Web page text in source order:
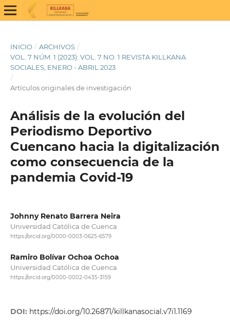
INICIO / ARCHIVOS /
VOL. 7 NÚM. 1 (2023): VOL. 7 NO. 1 REVISTA KILLKANA
SOCIALES, ENERO - ABRIL 2023
/
Artículos originales de investigación
Análisis de la evolución del
Periodismo Deportivo
Cuencano hacia la digitalización
como consecuencia de la
pandemia Covid-19
Johnny Renato Barrera Neira
Universidad Católica de Cuenca
https://orcid.org/0000-0003-0625-6579
Ramiro Bolívar Ochoa Ochoa
Universidad Católica de Cuenca
https://orcid.org/0000-0002-0435-3159
DOI: https://doi.org/10.26871/killkanasocial.v7i1.1169